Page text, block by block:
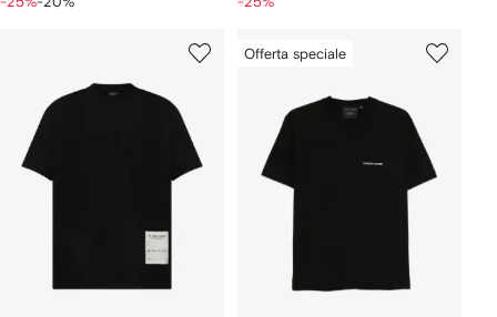
Offerta speciale